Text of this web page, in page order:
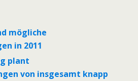
mögliche
in 2011
plant
von insgesamt knapp